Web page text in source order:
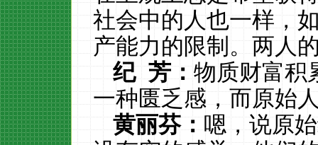
社会中的人也一样，
产能力的限制。两人
纪 芳：物质财富积
一种匮乏感，而原始
黄丽芬：嗯，说原